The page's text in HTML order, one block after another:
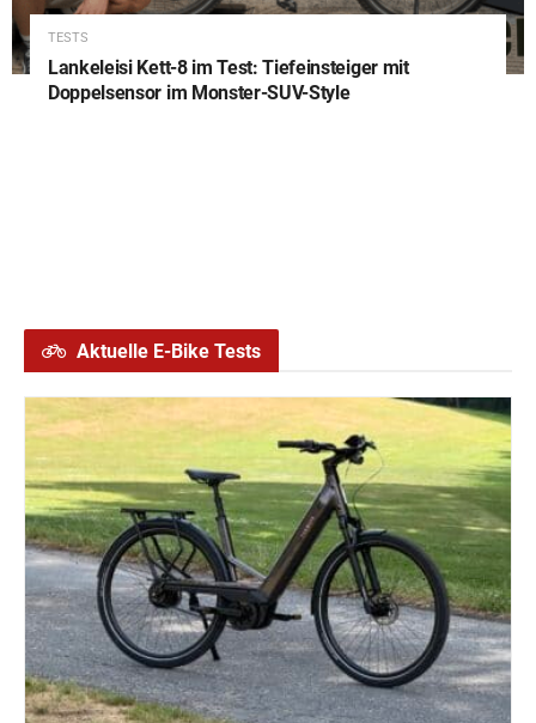
TESTS
Lankeleisi Kett-8 im Test: Tiefeinsteiger mit
Doppelsensor im Monster-SUV-Style
Aktuelle E-Bike Tests